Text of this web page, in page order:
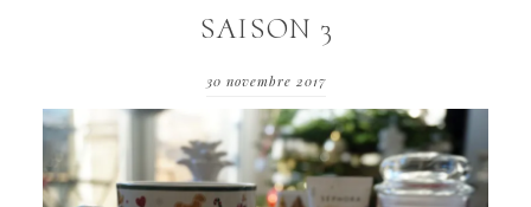
SAISON 3
30 novembre 2017